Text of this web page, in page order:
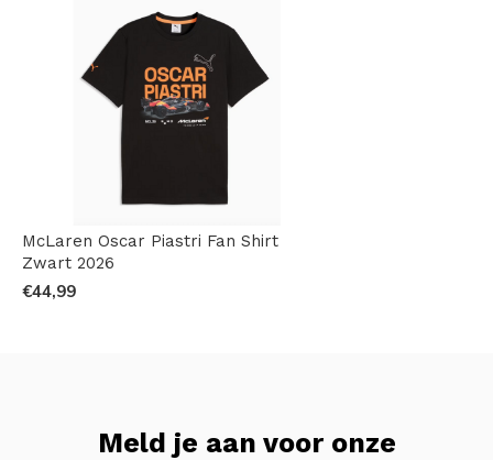
McLaren Oscar Piastri Fan Shirt
Zwart 2026
€44,99
Meld je aan voor onze